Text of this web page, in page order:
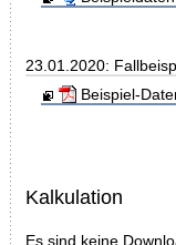
23.01.2020:
Beispiel-
Kalkulation
Es sind keine